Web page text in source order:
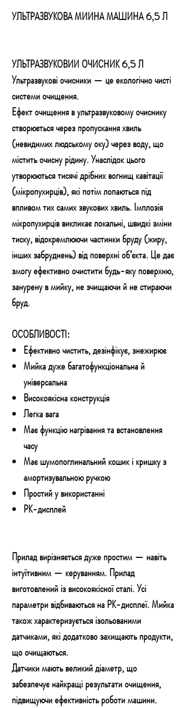
УЛЬТРАЗВУКОВА МИЙНА МАШИНА 6,5 Л
УЛЬТРАЗВУКОВИЙ ОЧИСНИК 6,5 Л
Ультразвукові очисники — це екологічно чисті
системи очищення.
Ефект очищення в ультразвуковому очиснику
створюється через пропускання хвиль
(невидимих людському оку) через воду, що
містить очисну рідину. Унаслідок цього
утворюються тисячі дрібних вогнищ кавітації
(мікропухирців), які потім лопаються під
впливом тих самих звукових хвиль. Імплозія
мікропухирців викликає локальні, швидкі зміни
тиску, відокремлюючи частинки бруду (жиру,
інших забруднень) від поверхні об’єкта. Це дає
змогу ефективно очистити будь-яку поверхню,
занурену в мийку, не зчищаючи й не стираючи
бруд.
ОСОБЛИВОСТІ:
Ефективно чистить, дезінфікує, знежирює
Мийка дуже багатофункціональна й
універсальна
Високоякісна конструкція
Легка вага
Має функцію нагрівання та встановлення
часу
Має шумопоглинальний кошик і кришку з
амортизувальною ручкою
Простий у використанні
РК-дисплей
Прилад вирізняється дуже простим — навіть
інтуїтивним — керуванням. Прилад
виготовлений із високоякісної сталі. Усі
параметри відбиваються на РК-дисплеї. Мийка
також характеризується ізольованими
датчиками, які додатково захищають продукти,
що очищаються.
Датчики мають великий діаметр, що
забезпечує найкращі результати очищення,
підвищуючи ефективність роботи машини.